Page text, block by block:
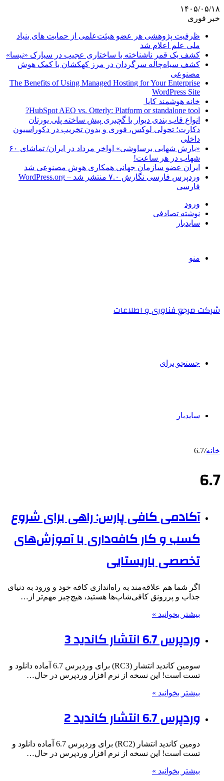
۱۴۰۵/۰۵/۱۸
خبر فوری
ظرفیت پژوهشی هر عضو هیئت‌علمی از حمایت های بنیاد
ملی علم اعلام شد
کشف یک قمر ناشناخته با ساختاری عجیب در سیارک «نیسا»
کشف سیاه‌چاله سرگردان در مرز کهکشان با کمک هوش
مصنوعی
The Benefits of Using Managed Hosting for Your Enterprise
WordPress Site
خانه هوشمند کایا
HubSpot AEO vs. Otterly: Platform or standalone tool?
انواع قاب بندی دیوار با گچبری پیش ساخته پلی یورتان
دکارت؛ تحولی لوکس، فوری و بدون تخریب در دکوراسیون
داخلی
«بارش شهابی برساوشی» اواخر مرداد در ایران/ تماشای ۶۰
شهاب در هر ساعت!
ایران عضو سازمان جهانی همکاری هوش مصنوعی شد
وردپرس فارسی نگارش ۷.۰ منتشر شد – WordPress.org
فارسی
ورود
نوشته تصادفی
سایدبار
منو
شرکت مرجع فناوری و اطلاعات
جستجو برای
سایدبار
خانه/
6.7
6.7
آکادمی کافی پارس: راهی برای شروع
کسب و کار کافه‌داری با آموزش‌های
تخصصی باریستایی
اگر شما هم علاقه‌مند به راه‌اندازی کافه خود و ورود به دنیای
جذاب و پررونق کافی‌شاپ‌ها هستید، هیچ‌چیز مهم‌تر از…
بیشتر بخوانید »
وردپرس 6.7 انتشار کاندید 3
سومین کاندید انتشار (RC3) برای وردپرس 6.7 آماده دانلود و
تست است! این نسخه از نرم افزار وردپرس در حال…
بیشتر بخوانید »
وردپرس 6.7 انتشار کاندید 2
دومین کاندید انتشار (RC2) برای وردپرس 6.7 آماده دانلود و
تست است! این نسخه از نرم افزار وردپرس در حال…
بیشتر بخوانید »